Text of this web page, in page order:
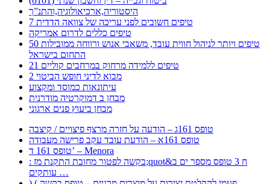
היסטוריה,ארכיאולוגיה,והתנ”ך
7 טיפים חשובים לפני עריכה של צוואה הדדית
טיפים כללים לדרום אמריקה
50 טיפים ויותר לניהול חווית עובד, משאבי אנוש ורווחה ממובילות
התחום בישראל
21 טיפים ללמידה מרחוק במרחבים קוליים
מבוא לדיני חופש הביטוי 2
עיתונאות כמוסד ומקצוע
מבחן ב דמוקרטיה מודרנית
מבחן ביעוץ פנים ארגוני
טופס 161ג – הודעה על חזרה מרצף פיצויים / קיצבה
טופס 161א – הודעת עובד עקב פרישה מעבודה
טופס 161 ד’ – Menora
: בקשה לפטור מחובת התקנת מז;quot&ח 3 טופס מספר ים ב
עותקים …